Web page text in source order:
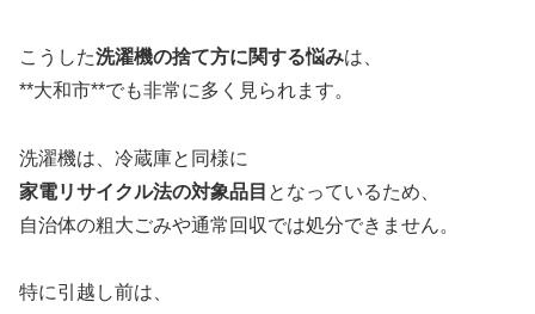
こうした洗濯機の捨て方に関する悩みは、
**大和市**でも非常に多く見られます。
洗濯機は、冷蔵庫と同様に
家電リサイクル法の対象品目 となっているため、
自治体の粗大ごみや通常回収では処分できません。
特に引越し前は、